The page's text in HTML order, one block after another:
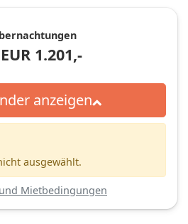
EUR 1.201,-
anzeigen
ausgewählt.
Mietbedingungen